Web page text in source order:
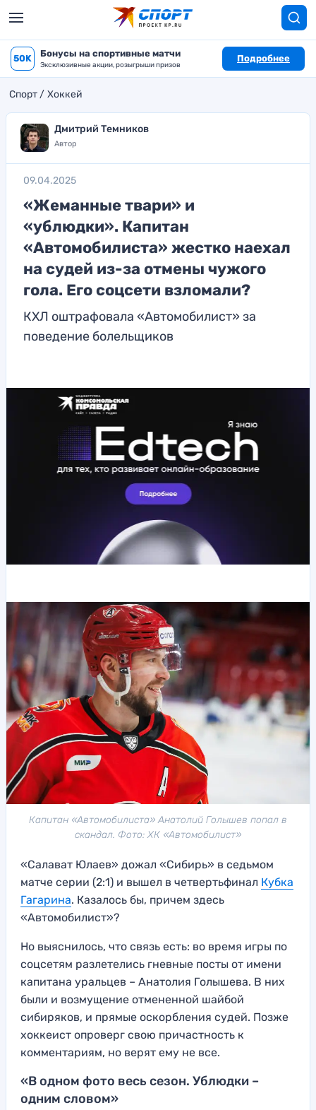
50K Бонусы на спортивные матчи
Эксклюзивные акции, розыгрыши призов
Подробнее
Спорт Хоккей
Дмитрий Темников
Автор
09.04.2025
«Жеманные твари» и
«ублюдки». Капитан
«Автомобилиста» жестко наехал
на судей из-за отмены чужого
гола. Его соцсети взломали?
КХЛ оштрафовала «Автомобилист» за
поведение болельщиков
Капитан «Автомобилиста» Анатолий Голышев попал в
скандал. Фото: ХК «Автомобилист»
«Салават Юлаев» дожал «Сибирь» в седьмом
матче серии (2:1) и вышел в четвертьфинал Кубка
Гагарина. Казалось бы, причем здесь
«Автомобилист»?
Но выяснилось, что связь есть: во время игры по
соцсетям разлетелись гневные посты от имени
капитана уральцев – Анатолия Голышева. В них
были и возмущение отмененной шайбой
сибиряков, и прямые оскорбления судей. Позже
хоккеист опроверг свою причастность к
комментариям, но верят ему не все.
«В одном фото весь сезон. Ублюдки –
одним словом»